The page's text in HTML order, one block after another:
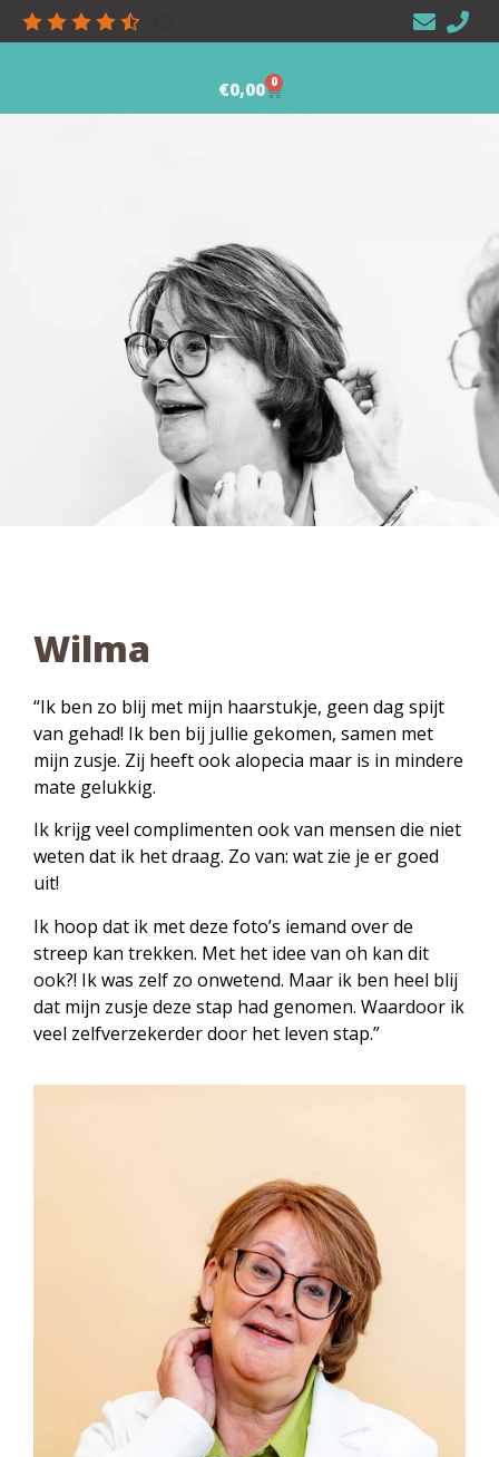
€0,00 0
Wilma
“Ik ben zo blij met mijn haarstukje, geen dag spijt
van gehad! Ik ben bij jullie gekomen, samen met
mijn zusje. Zij heeft ook alopecia maar is in mindere
mate gelukkig.
Ik krijg veel complimenten ook van mensen die niet
weten dat ik het draag. Zo van: wat zie je er goed
uit!
Ik hoop dat ik met deze foto’s iemand over de
streep kan trekken. Met het idee van oh kan dit
ook?! Ik was zelf zo onwetend. Maar ik ben heel blij
dat mijn zusje deze stap had genomen. Waardoor ik
veel zelfverzekerder door het leven stap.”